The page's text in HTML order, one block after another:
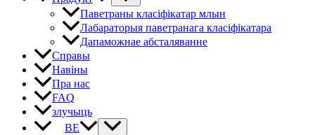
Паветраны класіфікатар млын
Лабараторыя паветранага класіфікатара
Дапаможнае абсталяванне
Справы
Навіны
Пра нас
FAQ
злучыць
BE